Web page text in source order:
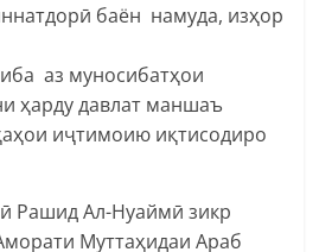
баён намуда, изҳор
аз муносибатҳои
ҳарду давлат маншаъ
иҷтимоию иқтисодиро
Рашид Ал-Нуаймӣ зикр
Муттаҳидаи Араб